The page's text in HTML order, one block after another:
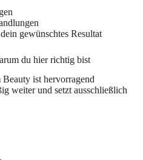
gewünschtes Resultat
du hier richtig bist
ist hervorragend
weiter und setzt ausschließlich